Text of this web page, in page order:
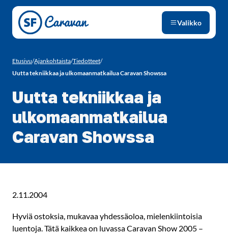
Siirry sivun sisältöön
Valikko
Etusivu/Ajankohtaista/Tiedotteet/
Uutta tekniikkaa ja ulkomaanmatkailua Caravan Showssa
Uutta tekniikkaa ja
ulkomaanmatkailua
Caravan Showssa
2.11.2004
Hyviä ostoksia, mukavaa yhdessäoloa, mielenkiintoisia
luentoja. Tätä kaikkea on luvassa Caravan Show 2005 –